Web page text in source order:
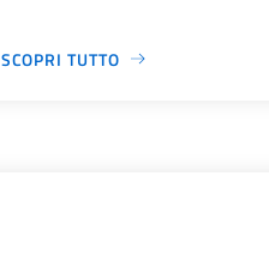
SCOPRI TUTTO